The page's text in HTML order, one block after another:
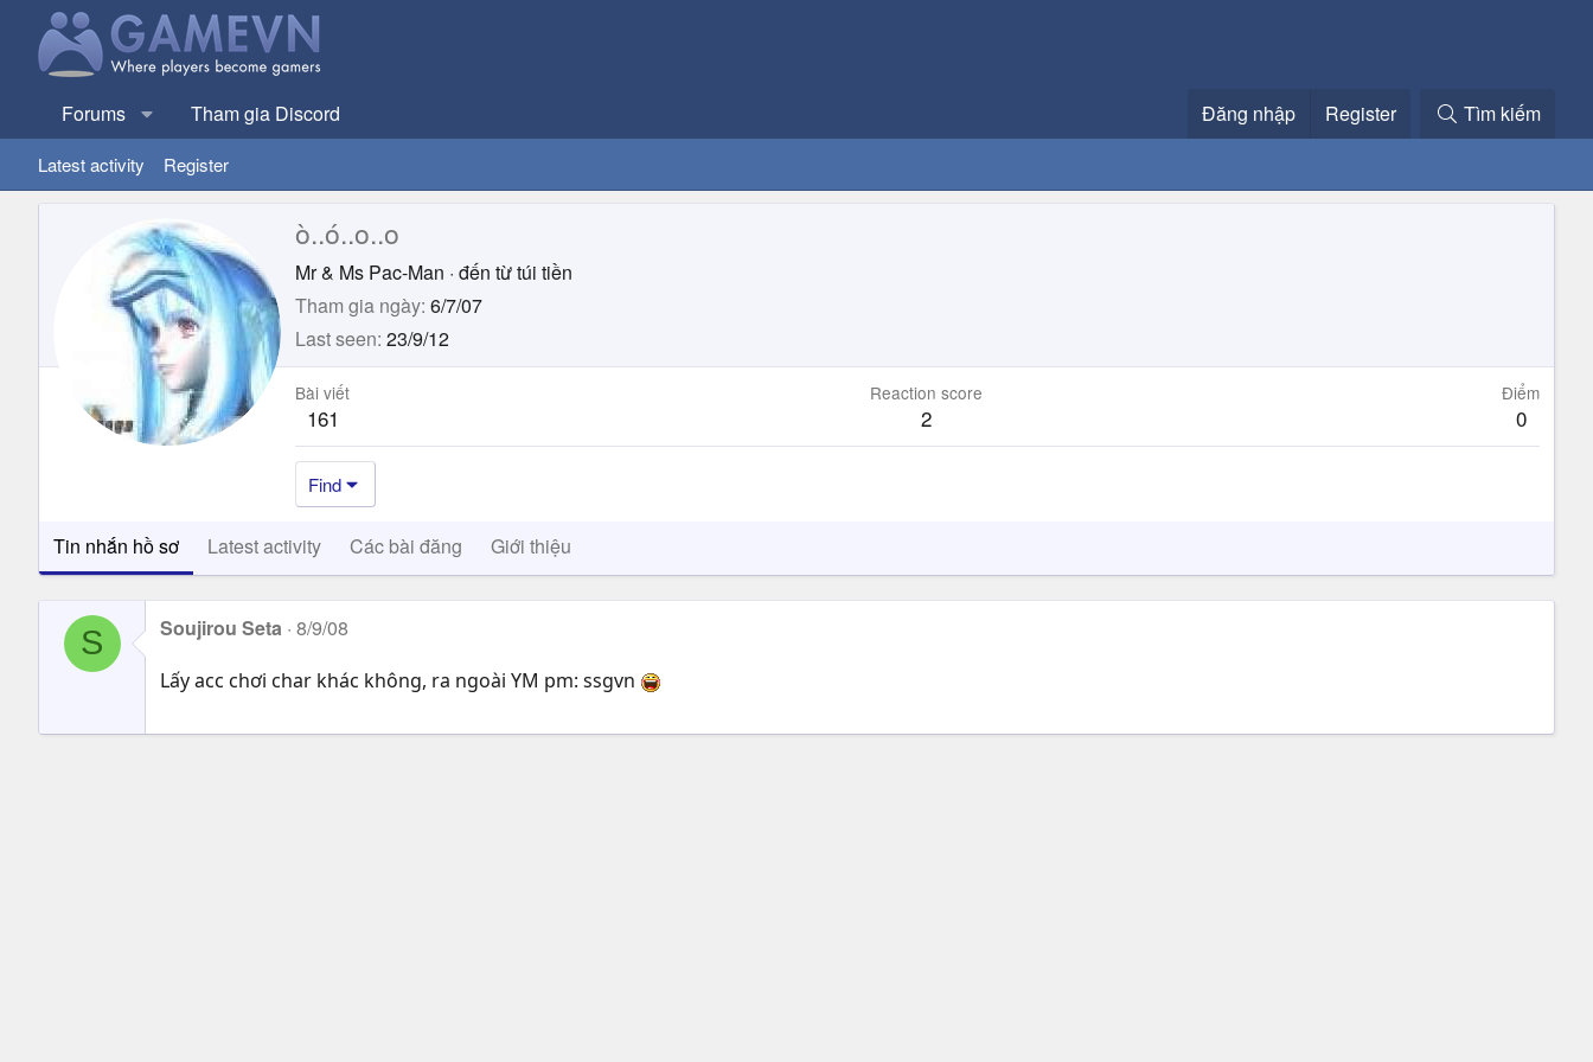
Forums Tham gia Discord Đăng nhập Register Tìm kiếm
Latest activity Register
ò..ó..o..o
Mr & Ms Pac-Man · đến từtúi tiền
Tham gia ngày 6/7/07
Last seen 23/9/12
Bài viết
161
Reaction score
2
Điểm
0
Find
Tin nhắn hồ sơ Latest activity Các bài đăng Giới thiệu
S Soujirou Seta 8/9/08
Lấy acc chơi char khác không, ra ngoài YM pm: ssgvn